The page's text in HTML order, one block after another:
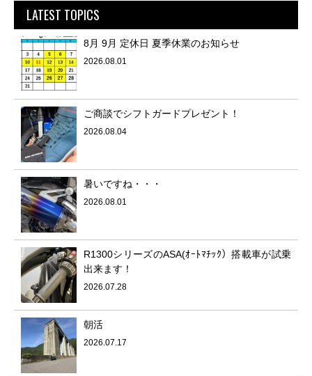
LATEST TOPICS
8月 9月 定休日 夏季休業のお知らせ
2026.08.01
ご商談でシフトガードプレゼント！
2026.08.04
暑いですね・・・
2026.08.01
R1300シリーズのASA(ｵｰﾄﾏﾁｯｸ）搭載車が試乗
出来ます！
2026.07.28
朝活
2026.07.17